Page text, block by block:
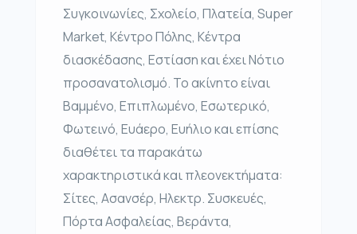
Συγκοινωνίες, Σχολείο, Πλατεία, Super
Market, Κέντρο Πόλης, Κέντρα
διασκέδασης, Εστίαση και έχει Νότιο
προσανατολισμό. Το ακίνητο είναι
Βαμμένο, Επιπλωμένο, Εσωτερικό,
Φωτεινό, Ευάερο, Ευήλιο και επίσης
διαθέτει τα παρακάτω
χαρακτηριστικά και πλεονεκτήματα:
Σίτες, Ασανσέρ, Ηλεκτρ. Συσκευές,
Πόρτα Ασφαλείας, Βεράντα,